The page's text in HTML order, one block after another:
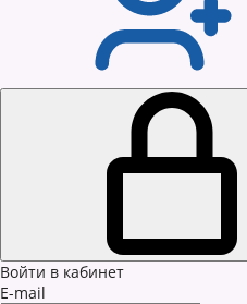
Войти в кабинет
E-mail